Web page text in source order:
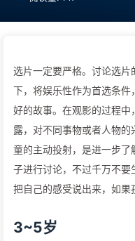
选片一定要严格。讨论选
下，将娱乐性作为首选条
好的故事。在观影的过程
露，对不同事物或者人物
童的主动投射，是进一步
子进行讨论，不过千万不
把自己的感受说出来，如果
3~5岁